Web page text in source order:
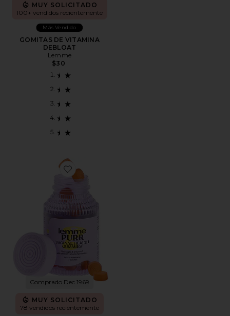
MUY SOLICITADO
100+ vendidos recientemente
Más Vendido
GOMITAS DE VITAMINA
DEBLOAT
Lemme
$30
Favorite GOMITAS DE VITAMINA PURR
Comprado Dec 1969
MUY SOLICITADO
78 vendidos recientemente